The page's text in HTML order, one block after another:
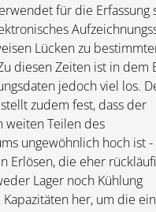
für die Erfassung
Lücken zu
diesen Zeiten ist in dem
jedoch viel los.
zudem fest, dass der
weiten Teilen des
ungewöhnlich hoch ist -
Erlösen, die eher
Lager noch Kühlung
her, um die